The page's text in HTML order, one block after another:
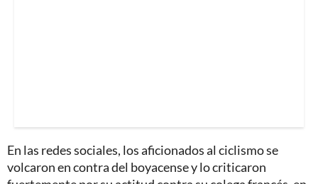
En las redes sociales, los aficionados al ciclismo se
volcaron en contra del boyacense y lo criticaron